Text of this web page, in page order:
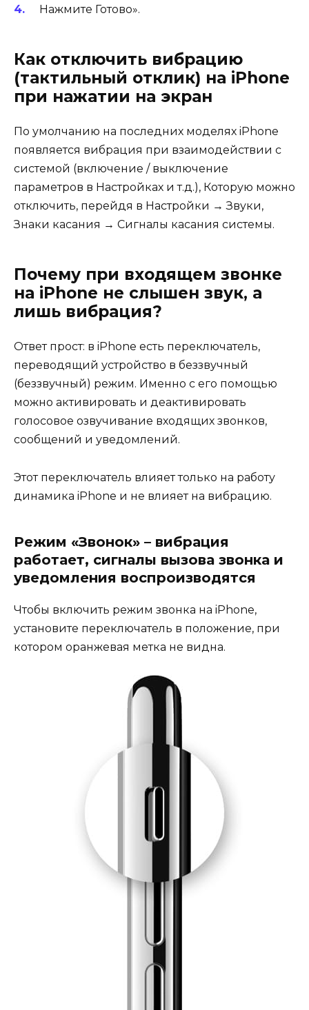
Нажмите Готово».
Как отключить вибрацию
(тактильный отклик) на iPhone
при нажатии на экран
По умолчанию на последних моделях iPhone
появляется вибрация при взаимодействии с
системой (включение / выключение
параметров в Настройках и т.д.), Которую можно
отключить, перейдя в Настройки → Звуки,
Знаки касания → Сигналы касания системы.
Почему при входящем звонке
на iPhone не слышен звук, а
лишь вибрация?
Ответ прост: в iPhone есть переключатель,
переводящий устройство в беззвучный
(беззвучный) режим. Именно с его помощью
можно активировать и деактивировать
голосовое озвучивание входящих звонков,
сообщений и уведомлений.
Этот переключатель влияет только на работу
динамика iPhone и не влияет на вибрацию.
Режим «Звонок» – вибрация
работает, сигналы вызова звонка и
уведомления воспроизводятся
Чтобы включить режим звонка на iPhone,
установите переключатель в положение, при
котором оранжевая метка не видна.